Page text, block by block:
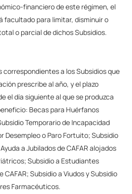
financiero de este régimen, el
facultado para limitar, disminuir o
o parcial de dichos Subsidios.
correspondientes a los Subsidios que
prescribe al año, y el plazo
el día siguiente al que se produzca
Becas para Huérfanos
Temporario de Incapacidad
Desempleo o Paro Fortuito; Subsidio
a Jubilados de CAFAR alojados
Subsidio a Estudiantes
CAFAR; Subsidio a Viudos y Subsidio
Farmacéuticos.